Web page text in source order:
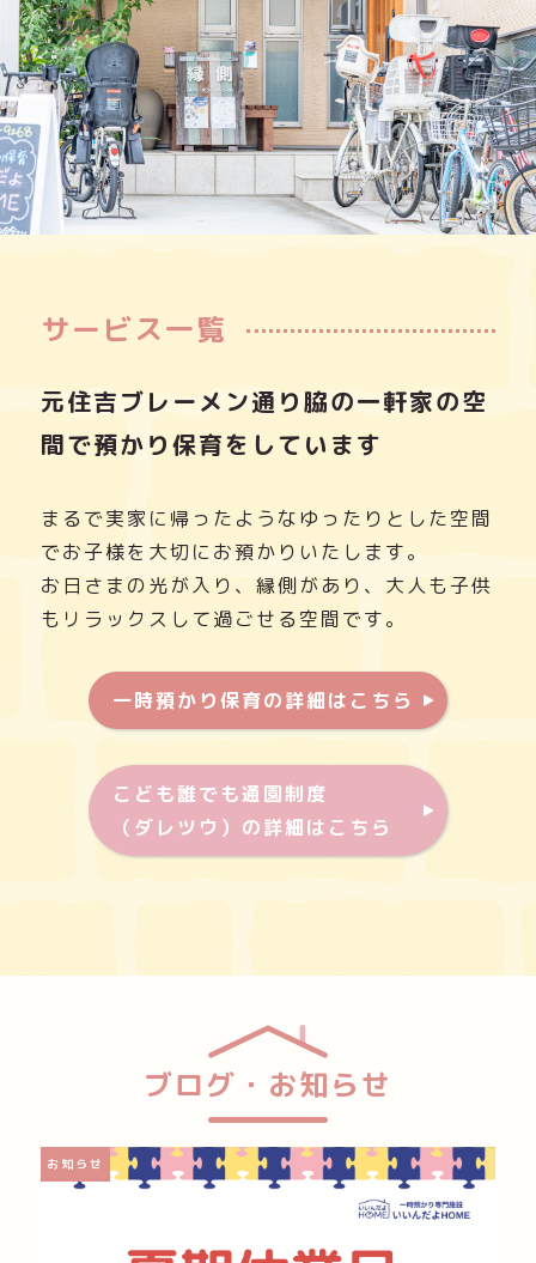
サービス一覧
元住吉ブレーメン通り脇の一軒家の空
間で預かり保育をしています
まるで実家に帰ったようなゆったりとした空間
でお子様を大切にお預かりいたします。
お日さまの光が入り、縁側があり、大人も子供
もリラックスして過ごせる空間です。
一時預かり保育の詳細はこちら
こども誰でも通園制度
（ダレツウ）の詳細はこちら
ブログ・お知らせ
お知らせ